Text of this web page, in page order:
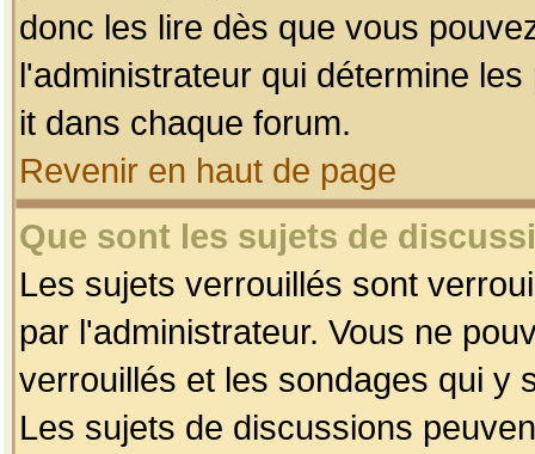
donc les lire dès que vous
l'administrateur qui détermine
it dans chaque forum.
Revenir en haut de page
Que sont les sujets de
Les sujets verrouillés sont
par l'administrateur. Vous ne
verrouillés et les sondages qui y
Les sujets de discussions